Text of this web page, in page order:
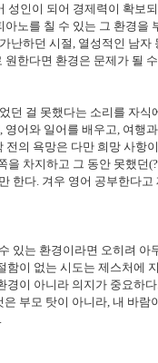
성인이 되어 경제력이 확보
아노를 칠 수 있는 그 환경을
난하던 시절, 열성적인 남자
원한다면 환경은 문제가 될
던 걸 못했다는 소리를 자식
, 영어와 일어를 배우고, 여행
전의 욕망은 다만 희망 사항
을 차지하고 그 동안 못했던
한다. 겨우 영어 공부한다고
있는 환경이라면 오히려 아
함이 없는 시도는 제스처에
경이 아니라 의지가 중요하다
은 부모 탓이 아니라, 내 바람
.